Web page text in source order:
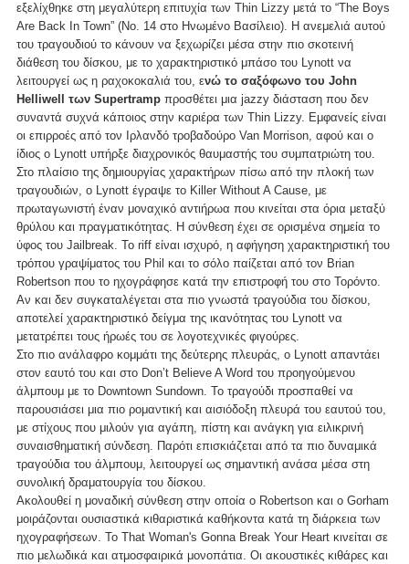
εξελίχθηκε στη μεγαλύτερη επιτυχία των Thin Lizzy μετά το “The Boys
Are Back In Town” (Nο. 14 στο Ηνωμένο Βασίλειο). Η ανεμελιά αυτού
του τραγουδιού το κάνουν να ξεχωρίζει μέσα στην πιο σκοτεινή
διάθεση του δίσκου, με το χαρακτηριστικό μπάσο του Lynott να
λειτουργεί ως η ραχοκοκαλιά του, ενώ το σαξόφωνο του John
Helliwell των Supertramp προσθέτει μια jazzy διάσταση που δεν
συναντά συχνά κάποιος στην καριέρα των Thin Lizzy. Εμφανείς είναι
οι επιρροές από τον Ιρλανδό τροβαδούρο Van Morrison, αφού και ο
ίδιος ο Lynott υπήρξε διαχρονικός θαυμαστής του συμπατριώτη του.
Στο πλαίσιο της δημιουργίας χαρακτήρων πίσω από την πλοκή των
τραγουδιών, ο Lynott έγραψε το Killer Without A Cause, με
πρωταγωνιστή έναν μοναχικό αντιήρωα που κινείται στα όρια μεταξύ
θρύλου και πραγματικότητας. Η σύνθεση έχει σε ορισμένα σημεία το
ύφος του Jailbreak. Το riff είναι ισχυρό, η αφήγηση χαρακτηριστική του
τρόπου γραψίματος του Phil και το σόλο παίζεται από τον Brian
Robertson που το ηχογράφησε κατά την επιστροφή του στο Τορόντο.
Αν και δεν συγκαταλέγεται στα πιο γνωστά τραγούδια του δίσκου,
αποτελεί χαρακτηριστικό δείγμα της ικανότητας του Lynott να
μετατρέπει τους ήρωές του σε λογοτεχνικές φιγούρες.
Στο πιο ανάλαφρο κομμάτι της δεύτερης πλευράς, ο Lynott απαντάει
στον εαυτό του και στο Don’t Believe A Word του προηγούμενου
άλμπουμ με το Downtown Sundown. Το τραγούδι προσπαθεί να
παρουσιάσει μια πιο ρομαντική και αισιόδοξη πλευρά του εαυτού του,
με στίχους που μιλούν για αγάπη, πίστη και ανάγκη για ειλικρινή
συναισθηματική σύνδεση. Παρότι επισκιάζεται από τα πιο δυναμικά
τραγούδια του άλμπουμ, λειτουργεί ως σημαντική ανάσα μέσα στη
συνολική δραματουργία του δίσκου.
Ακολουθεί η μοναδική σύνθεση στην οποία ο Robertson και ο Gorham
μοιράζονται ουσιαστικά κιθαριστικά καθήκοντα κατά τη διάρκεια των
ηχογραφήσεων. Το That Woman's Gonna Break Your Heart κινείται σε
πιο μελωδικά και ατμοσφαιρικά μονοπάτια. Οι ακουστικές κιθάρες και